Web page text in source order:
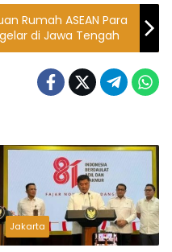
Rumah ASEAN Para
di Jawa Tengah
Jakarta